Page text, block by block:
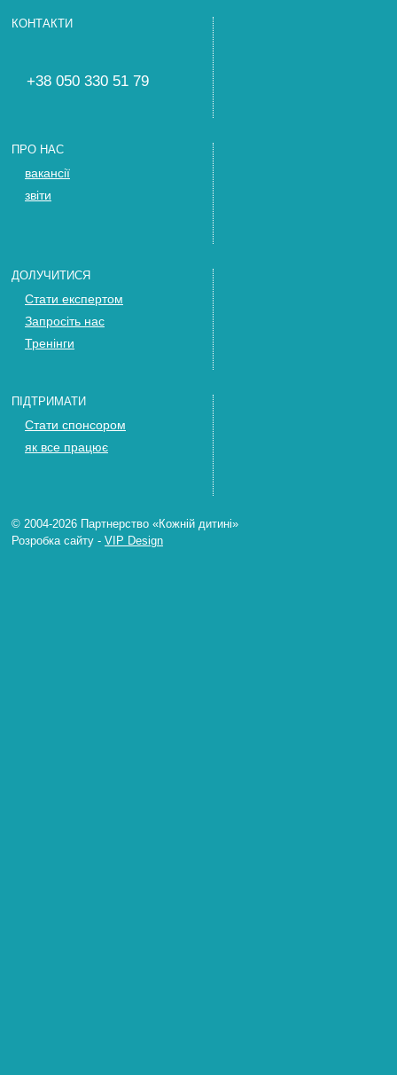
КОНТАКТИ
+38 050 330 51 79
ПРО НАС
вакансії
звіти
ДОЛУЧИТИСЯ
Стати експертом
Запросіть нас
Тренінги
ПІДТРИМАТИ
Стати спонсором
як все працює
© 2004-2026 Партнерство «Кожній дитині»
Розробка сайту - VIP Design